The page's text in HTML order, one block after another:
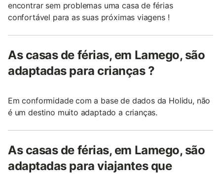
encontrar sem problemas uma casa de férias
confortável para as suas próximas viagens !
As casas de férias, em Lamego, são
adaptadas para crianças ?
Em conformidade com a base de dados da Holidu, não
é um destino muito adaptado a crianças.
As casas de férias, em Lamego, são
adaptadas para viajantes que